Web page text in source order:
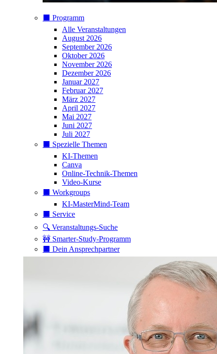
⬛️ Programm
Alle Veranstaltungen
August 2026
September 2026
Oktober 2026
November 2026
Dezember 2026
Januar 2027
Februar 2027
März 2027
April 2027
Mai 2027
Juni 2027
Juli 2027
⬛️ Spezielle Themen
KI-Themen
Canva
Online-Technik-Themen
Video-Kurse
⬛️ Workgroups
KI-MasterMind-Team
⬛️ Service
🔍 Veranstaltungs-Suche
🚧 Smarter-Study-Programm
⬛️ Dein Ansprechpartner